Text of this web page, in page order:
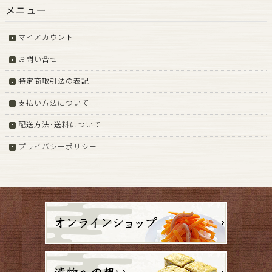
メニュー
マイアカウント
お問い合せ
特定商取引法の表記
支払い方法について
配送方法･送料について
プライバシーポリシー